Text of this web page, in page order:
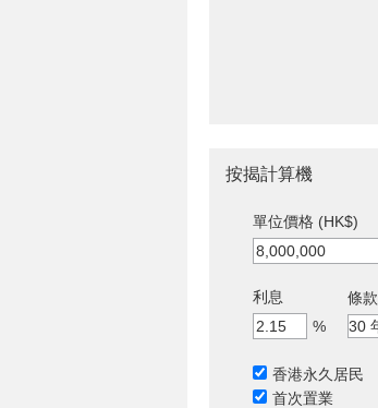
按揭計算機
單位價格 (HK$)
利息
%
條款
香港永久居民
首次置業